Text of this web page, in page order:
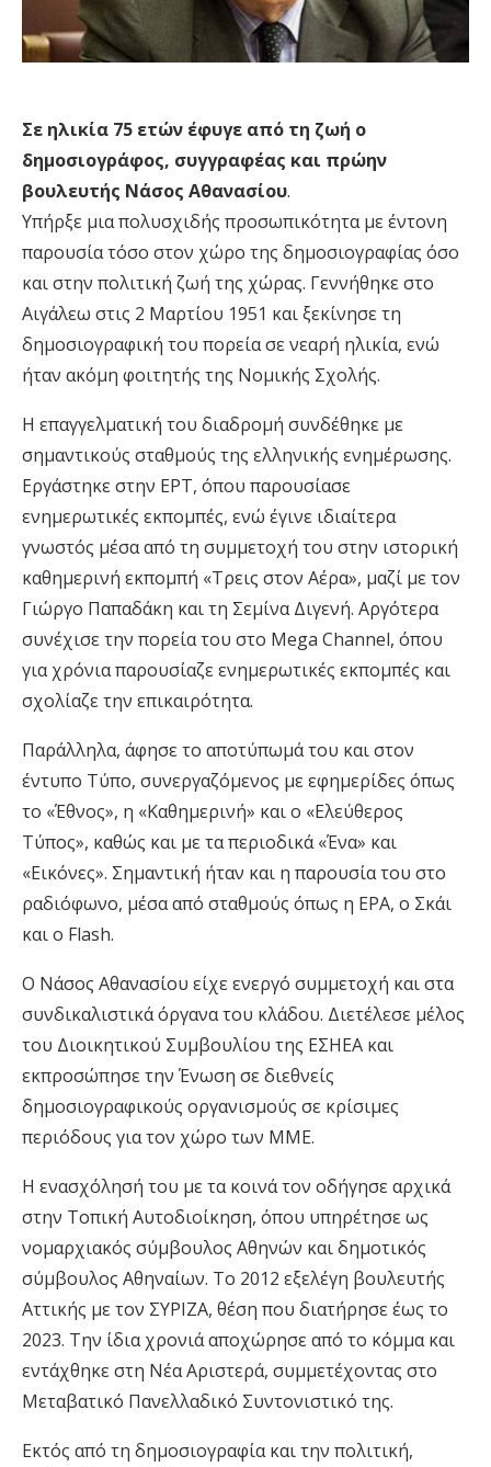
Σε ηλικία 75 ετών έφυγε από τη ζωή ο
δημοσιογράφος, συγγραφέας και πρώην
βουλευτής Νάσος Αθανασίου.
Yπήρξε μια πολυσχιδής προσωπικότητα με έντονη
παρουσία τόσο στον χώρο της δημοσιογραφίας όσο
και στην πολιτική ζωή της χώρας. Γεννήθηκε στο
Αιγάλεω στις 2 Μαρτίου 1951 και ξεκίνησε τη
δημοσιογραφική του πορεία σε νεαρή ηλικία, ενώ
ήταν ακόμη φοιτητής της Νομικής Σχολής.
Η επαγγελματική του διαδρομή συνδέθηκε με
σημαντικούς σταθμούς της ελληνικής ενημέρωσης.
Εργάστηκε στην ΕΡΤ, όπου παρουσίασε
ενημερωτικές εκπομπές, ενώ έγινε ιδιαίτερα
γνωστός μέσα από τη συμμετοχή του στην ιστορική
καθημερινή εκπομπή «Τρεις στον Αέρα», μαζί με τον
Γιώργο Παπαδάκη και τη Σεμίνα Διγενή. Αργότερα
συνέχισε την πορεία του στο Mega Channel, όπου
για χρόνια παρουσίαζε ενημερωτικές εκπομπές και
σχολίαζε την επικαιρότητα.
Παράλληλα, άφησε το αποτύπωμά του και στον
έντυπο Τύπο, συνεργαζόμενος με εφημερίδες όπως
το «Έθνος», η «Καθημερινή» και ο «Ελεύθερος
Τύπος», καθώς και με τα περιοδικά «Ένα» και
«Εικόνες». Σημαντική ήταν και η παρουσία του στο
ραδιόφωνο, μέσα από σταθμούς όπως η ΕΡΑ, ο Σκάι
και ο Flash.
Ο Νάσος Αθανασίου είχε ενεργό συμμετοχή και στα
συνδικαλιστικά όργανα του κλάδου. Διετέλεσε μέλος
του Διοικητικού Συμβουλίου της ΕΣΗΕΑ και
εκπροσώπησε την Ένωση σε διεθνείς
δημοσιογραφικούς οργανισμούς σε κρίσιμες
περιόδους για τον χώρο των ΜΜΕ.
Η ενασχόλησή του με τα κοινά τον οδήγησε αρχικά
στην Τοπική Αυτοδιοίκηση, όπου υπηρέτησε ως
νομαρχιακός σύμβουλος Αθηνών και δημοτικός
σύμβουλος Αθηναίων. Το 2012 εξελέγη βουλευτής
Αττικής με τον ΣΥΡΙΖΑ, θέση που διατήρησε έως το
2023. Την ίδια χρονιά αποχώρησε από το κόμμα και
εντάχθηκε στη Νέα Αριστερά, συμμετέχοντας στο
Μεταβατικό Πανελλαδικό Συντονιστικό της.
Εκτός από τη δημοσιογραφία και την πολιτική,